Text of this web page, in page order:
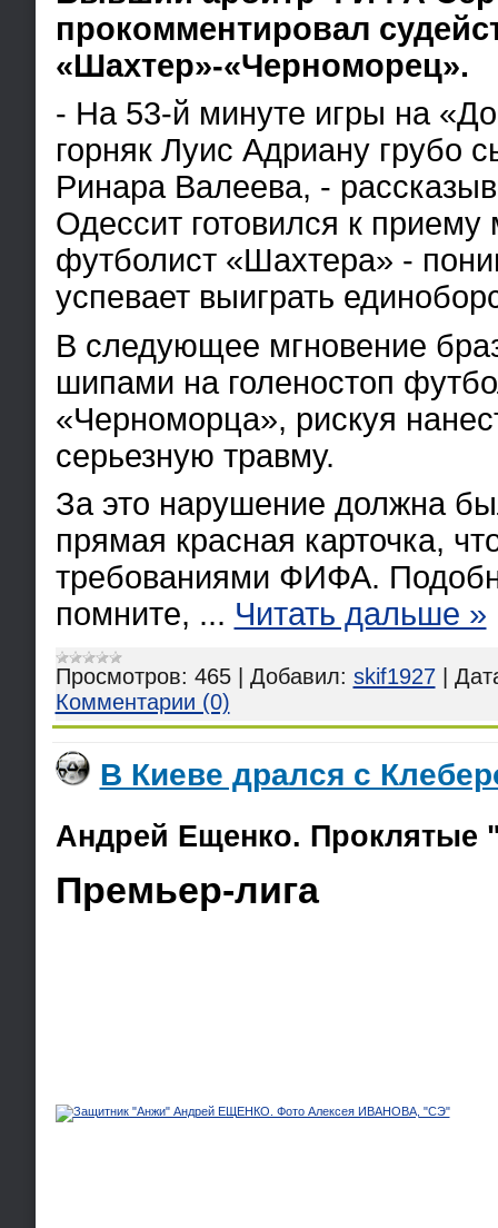
прокомментировал
«Шахтер»-«Черноморец».
- На 53-й минуте игры на
горняк Луис Адриану грубо
Ринара Валеева, -
Одессит готовился к приему
футболист «Шахтера» -
успевает выиграть
В следующее мгновение
шипами на голеностоп
«Черноморца», рискуя
серьезную травму.
За это нарушение должна
прямая красная карточка,
требованиями ФИФА.
помните, ... Читать дальше »
Просмотров: 465 Добавил: skif1927
Комментарии (0)
В Киеве дрался с
Андрей Ещенко. Проклятые
Премьер-лига